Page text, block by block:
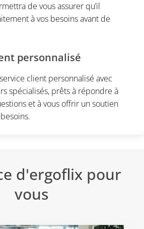
de vous assurer qu’il
à vos besoins avant de
personnalisé
client personnalisé avec
spécialisés, prêts à répondre à
et à vous offrir un soutien
d'ergoflix pour
vous